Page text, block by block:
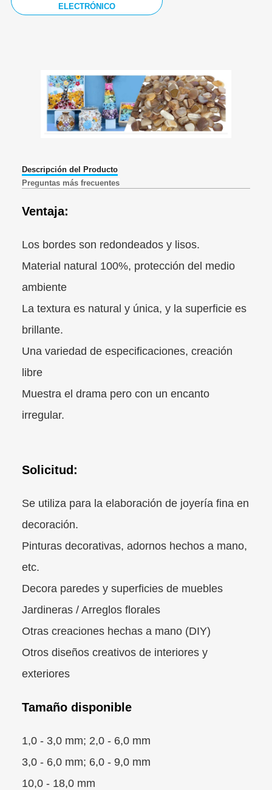
ELECTRÓNICO
Descripción del Producto
Preguntas más frecuentes
Ventaja:
Los bordes son redondeados y lisos.
Material natural 100%, protección del medio
ambiente
La textura es natural y única, y la superficie es
brillante.
Una variedad de especificaciones, creación
libre
Muestra el drama pero con un encanto
irregular.
Solicitud:
Se utiliza para la elaboración de joyería fina en
decoración.
Pinturas decorativas, adornos hechos a mano,
etc.
Decora paredes y superficies de muebles
Jardineras / Arreglos florales
Otras creaciones hechas a mano (DIY)
Otros diseños creativos de interiores y
exteriores
Tamaño disponible
1,0 - 3,0 mm; 2,0 - 6,0 mm
3,0 - 6,0 mm; 6,0 - 9,0 mm
10,0 - 18,0 mm